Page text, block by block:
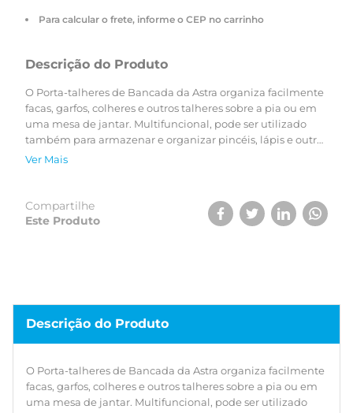
Para calcular o frete, informe o CEP no carrinho
Descrição do Produto
O Porta-talheres de Bancada da Astra organiza facilmente
facas, garfos, colheres e outros talheres sobre a pia ou em
uma mesa de jantar. Multifuncional, pode ser utilizado
também para armazenar e organizar pincéis, lápis e outros
utensílios, auxiliando na organização do dia a dia. Produto
Ver Mais
Compartilhe
Este Produto
Descrição do Produto
O Porta-talheres de Bancada da Astra organiza facilmente
facas, garfos, colheres e outros talheres sobre a pia ou em
uma mesa de jantar. Multifuncional, pode ser utilizado